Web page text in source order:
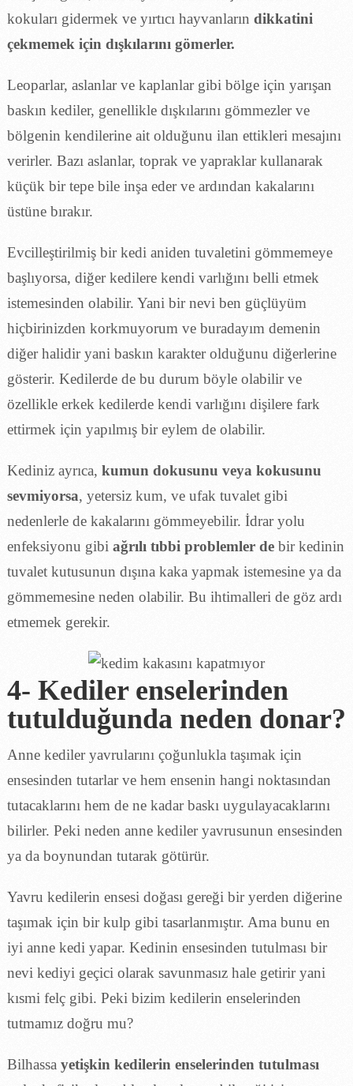
kokuları gidermek ve yırtıcı hayvanların dikkatini
çekmemek için dışkılarını gömerler.
Leoparlar, aslanlar ve kaplanlar gibi bölge için yarışan
baskın kediler, genellikle dışkılarını gömmezler ve
bölgenin kendilerine ait olduğunu ilan ettikleri mesajını
verirler. Bazı aslanlar, toprak ve yapraklar kullanarak
küçük bir tepe bile inşa eder ve ardından kakalarını
üstüne bırakır.
Evcilleştirilmiş bir kedi aniden tuvaletini gömmemeye
başlıyorsa, diğer kedilere kendi varlığını belli etmek
istemesinden olabilir. Yani bir nevi ben güçlüyüm
hiçbirinizden korkmuyorum ve buradayım demenin
diğer halidir yani baskın karakter olduğunu diğerlerine
gösterir. Kedilerde de bu durum böyle olabilir ve
özellikle erkek kedilerde kendi varlığını dişilere fark
ettirmek için yapılmış bir eylem de olabilir.
Kediniz ayrıca, kumun dokusunu veya kokusunu
sevmiyorsa, yetersiz kum, ve ufak tuvalet gibi
nedenlerle de kakalarını gömmeyebilir. İdrar yolu
enfeksiyonu gibi ağrılı tıbbi problemler de bir kedinin
tuvalet kutusunun dışına kaka yapmak istemesine ya da
gömmemesine neden olabilir. Bu ihtimalleri de göz ardı
etmemek gerekir.
4- Kediler enselerinden
tutulduğunda neden donar?
Anne kediler yavrularını çoğunlukla taşımak için
ensesinden tutarlar ve hem ensenin hangi noktasından
tutacaklarını hem de ne kadar baskı uygulayacaklarını
bilirler. Peki neden anne kediler yavrusunun ensesinden
ya da boynundan tutarak götürür.
Yavru kedilerin ensesi doğası gereği bir yerden diğerine
taşımak için bir kulp gibi tasarlanmıştır. Ama bunu en
iyi anne kedi yapar. Kedinin ensesinden tutulması bir
nevi kediyi geçici olarak savunmasız hale getirir yani
kısmi felç gibi. Peki bizim kedilerin enselerinden
tutmamız doğru mu?
Bilhassa yetişkin kedilerin enselerinden tutulması